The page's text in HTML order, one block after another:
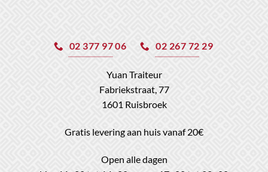
02 377 97 06 02 267 72 29
Yuan Traiteur
Fabriekstraat, 77
1601 Ruisbroek
Gratis levering aan huis vanaf 20€
Open alle dagen